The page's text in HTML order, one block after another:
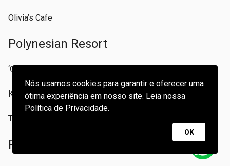
Olivia’s Cafe
Polynesian Resort
‘Ohana
Kona Cafe
Tambu Lounge
Port Orleans Resort
Nós usamos cookies para garantir e oferecer uma
ótima experiência em nosso site. Leia nossa
Política de Privacidade.
OK